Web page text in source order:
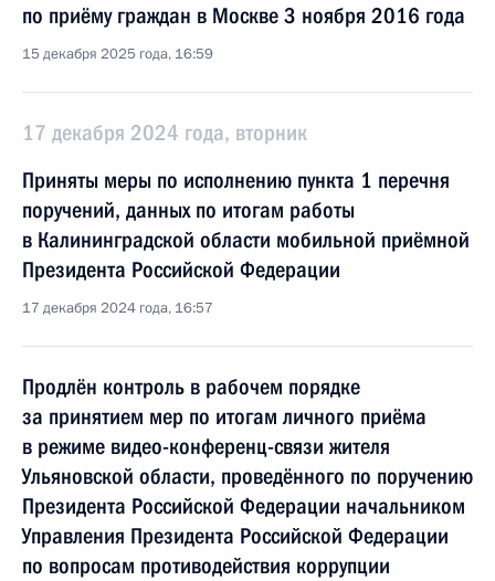
по приёму граждан в Москве 3 ноября 2016 года
15 декабря 2025 года, 16:59
17 декабря 2024 года, вторник
Приняты меры по исполнению пункта 1 перечня
поручений, данных по итогам работы
в Калининградской области мобильной приёмной
Президента Российской Федерации
17 декабря 2024 года, 16:57
Продлён контроль в рабочем порядке
за принятием мер по итогам личного приёма
в режиме видео-конференц-связи жителя
Ульяновской области, проведённого по поручению
Президента Российской Федерации начальником
Управления Президента Российской Федерации
по вопросам противодействия коррупции